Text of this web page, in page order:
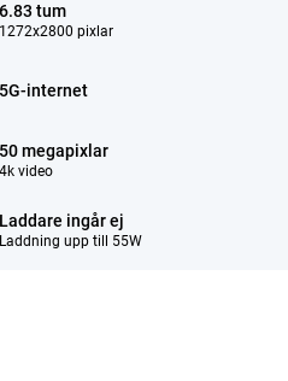
6.83 tum
1272x2800 pixlar
5G-internet
50 megapixlar
4k video
Laddare ingår ej
Laddning upp till 55W